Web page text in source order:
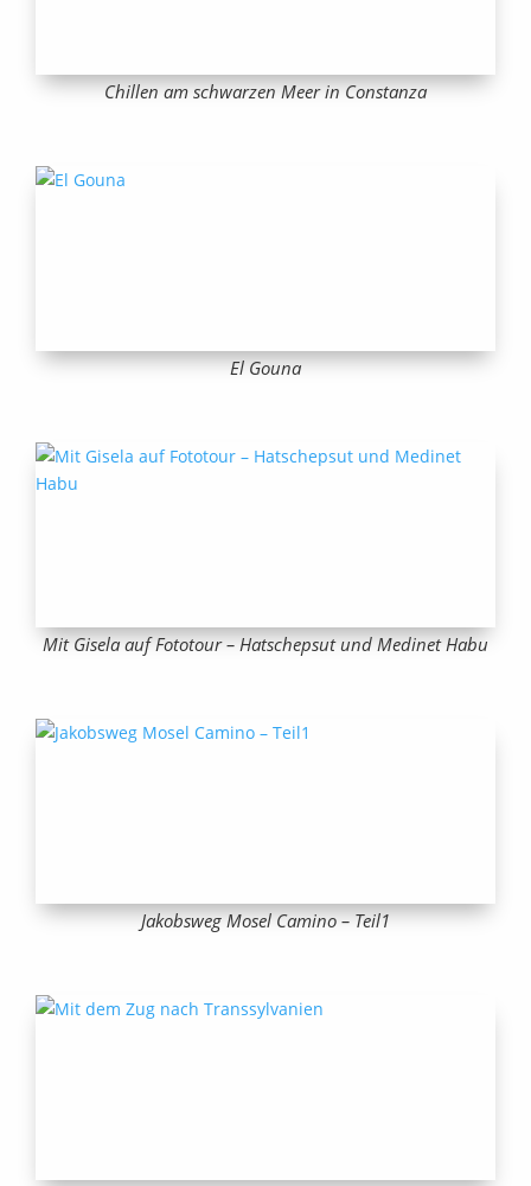
Chillen am schwarzen Meer in Constanza
El Gouna
Mit Gisela auf Fototour – Hatschepsut und Medinet Habu
Jakobsweg Mosel Camino – Teil1